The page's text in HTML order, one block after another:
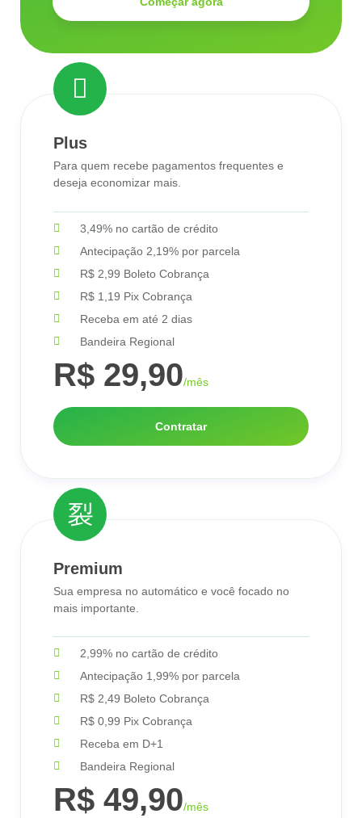
Plus
Para quem recebe pagamentos frequentes e
deseja economizar mais.
3,49% no cartão de crédito
Antecipação 2,19% por parcela
R$ 2,99 Boleto Cobrança
R$ 1,19 Pix Cobrança
Receba em até 2 dias
Bandeira Regional
R$ 29,90/mês
Contratar
Premium
Sua empresa no automático e você focado no
mais importante.
2,99% no cartão de crédito
Antecipação 1,99% por parcela
R$ 2,49 Boleto Cobrança
R$ 0,99 Pix Cobrança
Receba em D+1
Bandeira Regional
R$ 49,90/mês